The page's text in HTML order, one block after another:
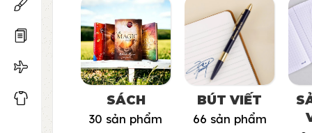
SÁCH
30 sản phẩm
BÚT VIẾT
66 sản phẩm